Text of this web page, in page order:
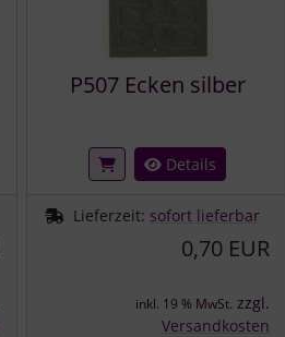
P507 Ecken silber
Details
Lieferzeit: sofort lieferbar
0,70 EUR
inkl. 19 % MwSt. zzgl.
Versandkosten